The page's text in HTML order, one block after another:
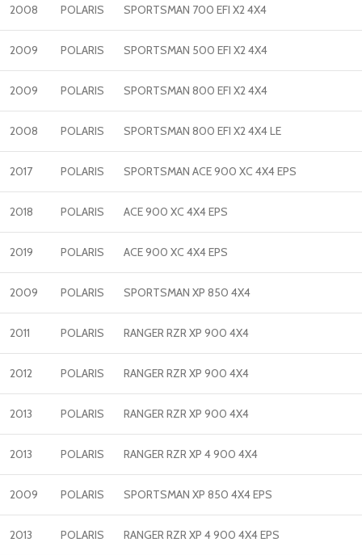
2008 POLARIS SPORTSMAN 700 EFI X2 4X4
2009 POLARIS SPORTSMAN 500 EFI X2 4X4
2009 POLARIS SPORTSMAN 800 EFI X2 4X4
2008 POLARIS SPORTSMAN 800 EFI X2 4X4 LE
2017 POLARIS SPORTSMAN ACE 900 XC 4X4 EPS
2018 POLARIS ACE 900 XC 4X4 EPS
2019 POLARIS ACE 900 XC 4X4 EPS
2009 POLARIS SPORTSMAN XP 850 4X4
2011 POLARIS RANGER RZR XP 900 4X4
2012 POLARIS RANGER RZR XP 900 4X4
2013 POLARIS RANGER RZR XP 900 4X4
2013 POLARIS RANGER RZR XP 4 900 4X4
2009 POLARIS SPORTSMAN XP 850 4X4 EPS
2013 POLARIS RANGER RZR XP 4 900 4X4 EPS